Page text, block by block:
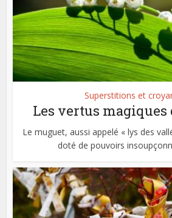
Superstitions et
Les vertus magiques
Le muguet, aussi appelé « lys des
doté de pouvoirs